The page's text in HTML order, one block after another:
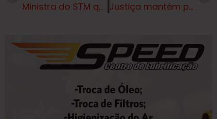
Ministra do STM que recebeu R$700 mil de empresa ‘fantasma’ foi indicada por Gleisi Justiça mantém precatório de R$ 1,3 milhão a ex-major condenado por tráfico